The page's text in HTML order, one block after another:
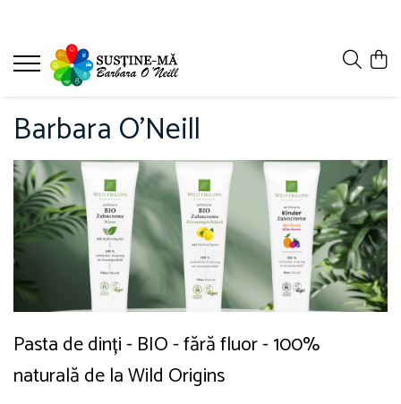
Barbara O'Neill
Pasta de dinți - BIO - fără fluor - 100%
naturală de la Wild Origins